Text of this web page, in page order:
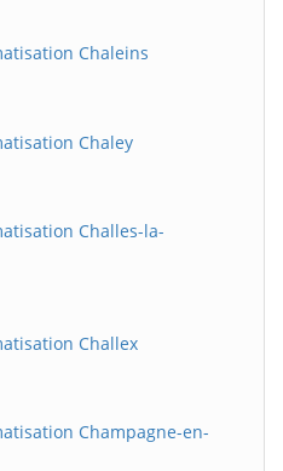
Chaleins
Chaley
Challes-la-
Challex
Champagne-en-